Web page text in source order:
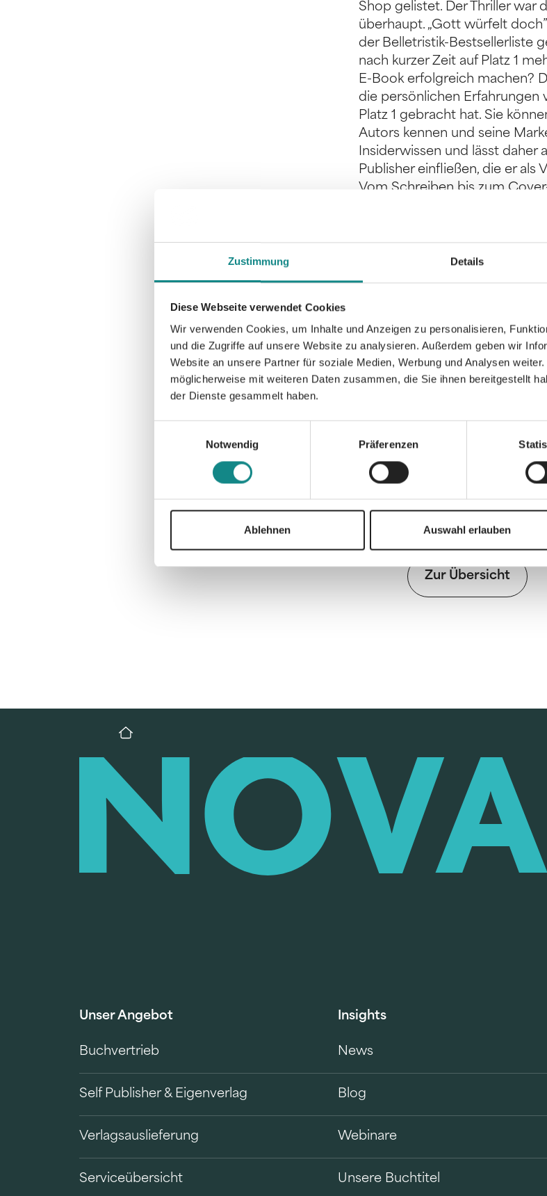
Zustimmung Details
Diese Webseite verwendet Cookies
Wir verwenden Cookies, um Inhalte und Anzeigen zu personalisieren,
und die Zugriffe auf unsere Website zu analysieren. Außerdem geben wir
Website an unsere Partner für soziale Medien, Werbung und Analysen
möglicherweise mit weiteren Daten zusammen, die Sie ihnen bereitgestellt
der Dienste gesammelt haben.
Notwendig
Präferenzen
Ablehnen Auswahl erlauben
Shop gelistet. Der Thriller war
überhaupt. „Gott würfelt
der Belletristik-Bestsellerliste
nach kurzer Zeit auf Platz 1
E-Book erfolgreich machen?
die persönlichen Erfahrungen
Platz 1 gebracht hat. Sie
Autors kennen und seine
Insiderwissen und lässt daher
Publisher einfließen, die er als
Vom Schreiben bis zum
den Umgang mit Social
Plattformen und vieles mehr.
funktioniert. Nur tun müssen
Verlagsautor von acht
Kurzgeschichtenbänden,
wie Iny Lorentz, Oliver
Portalbetreiber, E-Book-
Zur Übersicht
Unser Angebot
Buchvertrieb
Self Publisher & Eigenverlag
Verlagsauslieferung
Serviceübersicht
Insights
News
Blog
Webinare
Unsere Buchtitel